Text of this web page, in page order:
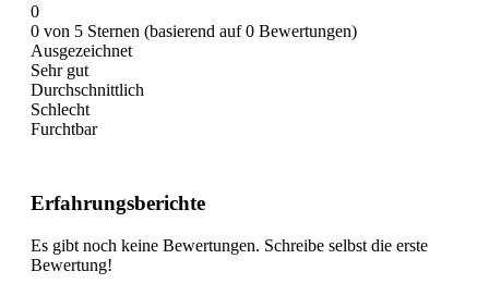
0
0 von 5 Sternen (basierend auf 0 Bewertungen)
Ausgezeichnet
Sehr gut
Durchschnittlich
Schlecht
Furchtbar
Erfahrungsberichte
Es gibt noch keine Bewertungen. Schreibe selbst die erste
Bewertung!